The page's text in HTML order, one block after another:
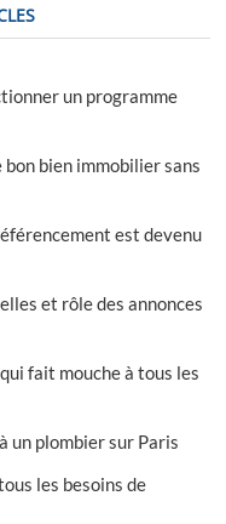
un programme
bien immobilier sans
est devenu
et rôle des annonces
fait mouche à tous les
un plombier sur Paris
les besoins de